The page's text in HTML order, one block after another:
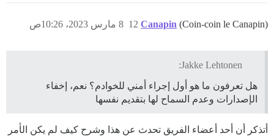
Canapin (Coin-coin le Canapin) 8 مارس 2023، 10:26ص 12
Jakke Lehtonen:
هل تعرفون ما هو أول إجراء أمني للخوادم؟ نعم، إخفاء
الإصدارات وعدم السماح لها بتقديم نفسها
أتذكر أن أحد أعضاء الفريق تحدث عن هذا وشرح كيف لم يكن الأمر